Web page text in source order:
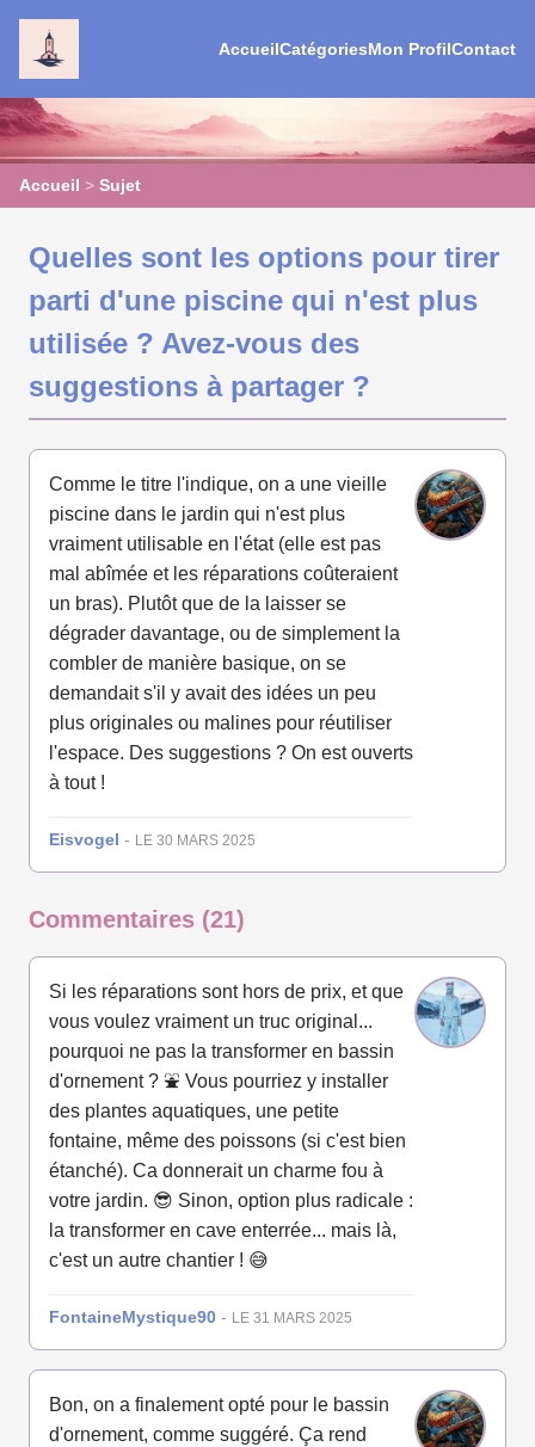
AccueilCatégoriesMon ProfilContact
Accueil > Sujet
Quelles sont les options pour tirer
parti d'une piscine qui n'est plus
utilisée ? Avez-vous des
suggestions à partager ?
Comme le titre l'indique, on a une vieille
piscine dans le jardin qui n'est plus
vraiment utilisable en l'état (elle est pas
mal abîmée et les réparations coûteraient
un bras). Plutôt que de la laisser se
dégrader davantage, ou de simplement la
combler de manière basique, on se
demandait s'il y avait des idées un peu
plus originales ou malines pour réutiliser
l'espace. Des suggestions ? On est ouverts
à tout !
Eisvogel - LE 30 MARS 2025
Commentaires (21)
Si les réparations sont hors de prix, et que
vous voulez vraiment un truc original...
pourquoi ne pas la transformer en bassin
d'ornement ? ⛲ Vous pourriez y installer
des plantes aquatiques, une petite
fontaine, même des poissons (si c'est bien
étanché). Ca donnerait un charme fou à
votre jardin. 😎 Sinon, option plus radicale :
la transformer en cave enterrée... mais là,
c'est un autre chantier ! 😅
FontaineMystique90 - LE 31 MARS 2025
Bon, on a finalement opté pour le bassin
d'ornement, comme suggéré. Ça rend